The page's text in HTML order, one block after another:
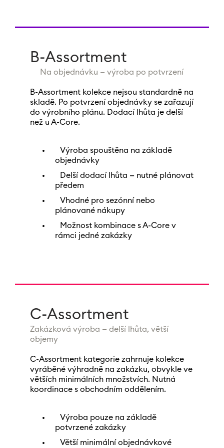
B-Assortment
Na objednávku — výroba po potvrzení
B-Assortment kolekce nejsou standardně na
skladě. Po potvrzení objednávky se zařazují
do výrobního plánu. Dodací lhůta je delší
než u A-Core.
Výroba spouštěna na základě
objednávky
Delší dodací lhůta — nutné plánovat
předem
Vhodné pro sezónní nebo
plánované nákupy
Možnost kombinace s A-Core v
rámci jedné zakázky
C-Assortment
Zakázková výroba — delší lhůta, větší
objemy
C-Assortment kategorie zahrnuje kolekce
vyráběné výhradně na zakázku, obvykle ve
větších minimálních množstvích. Nutná
koordinace s obchodním oddělením.
Výroba pouze na základě
potvrzené zakázky
Větší minimální objednávkové